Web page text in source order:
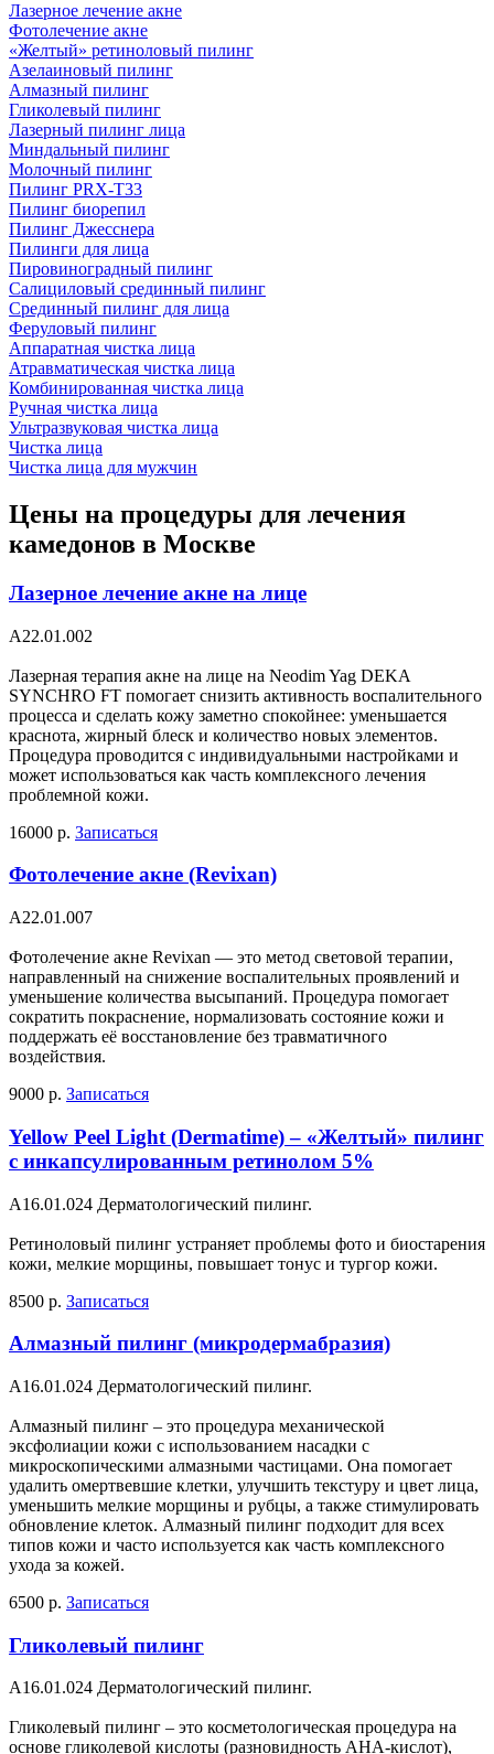
Лазерное лечение акне
Фотолечение акне
«Желтый» ретиноловый пилинг
Азелаиновый пилинг
Алмазный пилинг
Гликолевый пилинг
Лазерный пилинг лица
Миндальный пилинг
Молочный пилинг
Пилинг PRX-T33
Пилинг биорепил
Пилинг Джесснера
Пилинги для лица
Пировиноградный пилинг
Салициловый срединный пилинг
Срединный пилинг для лица
Феруловый пилинг
Аппаратная чистка лица
Атравматическая чистка лица
Комбинированная чистка лица
Ручная чистка лица
Ультразвуковая чистка лица
Чистка лица
Чистка лица для мужчин
Цены на процедуры для лечения
камедонов в Москве
Лазерное лечение акне на лице
А22.01.002
Лазерная терапия акне на лице на Neodim Yag DEKA
SYNCHRO FT помогает снизить активность воспалительного
процесса и сделать кожу заметно спокойнее: уменьшается
краснота, жирный блеск и количество новых элементов.
Процедура проводится с индивидуальными настройками и
может использоваться как часть комплексного лечения
проблемной кожи.
16000 р. Записаться
Фотолечение акне (Revixan)
А22.01.007
Фотолечение акне Revixan — это метод световой терапии,
направленный на снижение воспалительных проявлений и
уменьшение количества высыпаний. Процедура помогает
сократить покраснение, нормализовать состояние кожи и
поддержать её восстановление без травматичного
воздействия.
9000 р. Записаться
Yellow Peel Light (Dermatime) – «Желтый» пилинг
с инкапсулированным ретинолом 5%
A16.01.024 Дерматологический пилинг.
Ретиноловый пилинг устраняет проблемы фото и биостарения
кожи, мелкие морщины, повышает тонус и тургор кожи.
8500 р. Записаться
Алмазный пилинг (микродермабразия)
A16.01.024 Дерматологический пилинг.
Алмазный пилинг – это процедура механической
эксфолиации кожи с использованием насадки с
микроскопическими алмазными частицами. Она помогает
удалить омертвевшие клетки, улучшить текстуру и цвет лица,
уменьшить мелкие морщины и рубцы, а также стимулировать
обновление клеток. Алмазный пилинг подходит для всех
типов кожи и часто используется как часть комплексного
ухода за кожей.
6500 р. Записаться
Гликолевый пилинг
A16.01.024 Дерматологический пилинг.
Гликолевый пилинг – это косметологическая процедура на
основе гликолевой кислоты (разновидность AHA-кислот),